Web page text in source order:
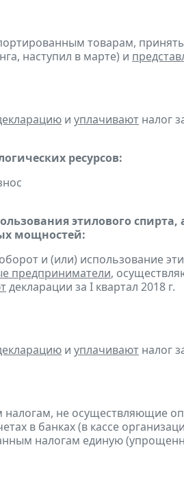
товарам,
наступил в марте) и
и уплачивают налог
ресурсов:
этилового
мощностей:
и (или) использование
предприниматели,
декларации за I квартал 2018 г.
и уплачивают налог
не осуществляющие
в банках (в кассе
налогам единую